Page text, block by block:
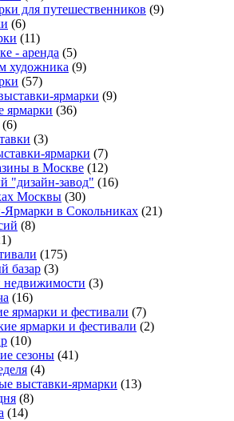
для путешественников (9)
(6)
(11)
- аренда (5)
художника (9)
(57)
ярмарки (9)
ярмарки (36)
(6)
(3)
ярмарки (7)
в Москве (12)
"дизайн-завод" (16)
Москвы (30)
Ярмарки в Сокольниках (21)
(8)
(175)
базар (3)
недвижимости (3)
(16)
ярмарки и фестивали (7)
ярмарки и фестивали (2)
(10)
сезоны (41)
(4)
выставки-ярмарки (13)
(8)
(14)